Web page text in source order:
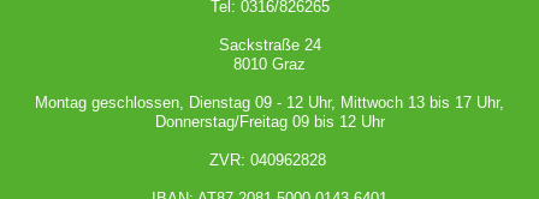
Tel: 0316/826265
Sackstraße 24
8010 Graz
Montag geschlossen, Dienstag 09 - 12 Uhr, Mittwoch 13 bis 17 Uhr,
Donnerstag/Freitag 09 bis 12 Uhr
ZVR: 040962828